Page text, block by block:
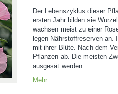
Der Lebenszyklus dieser
ersten Jahr bilden sie
wachsen meist zu einer
legen Nährstoffreserven an.
mit ihrer Blüte. Nach dem
Pflanzen ab. Die meisten
ausgesät werden.
Mehr